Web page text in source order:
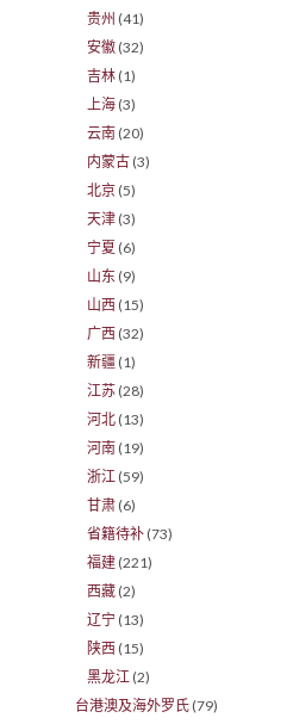
贵州 (41)
安徽 (32)
吉林 (1)
上海 (3)
云南 (20)
内蒙古 (3)
北京 (5)
天津 (3)
宁夏 (6)
山东 (9)
山西 (15)
广西 (32)
新疆 (1)
江苏 (28)
河北 (13)
河南 (19)
浙江 (59)
甘肃 (6)
省籍待补 (73)
福建 (221)
西藏 (2)
辽宁 (13)
陕西 (15)
黑龙江 (2)
台港澳及海外罗氏 (79)